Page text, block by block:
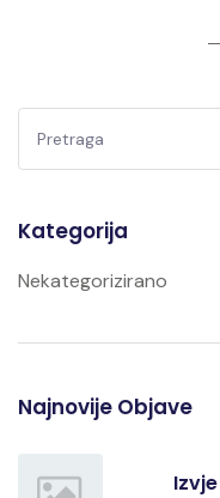
Kategorija
Nekategorizirano
Najnovije Objave